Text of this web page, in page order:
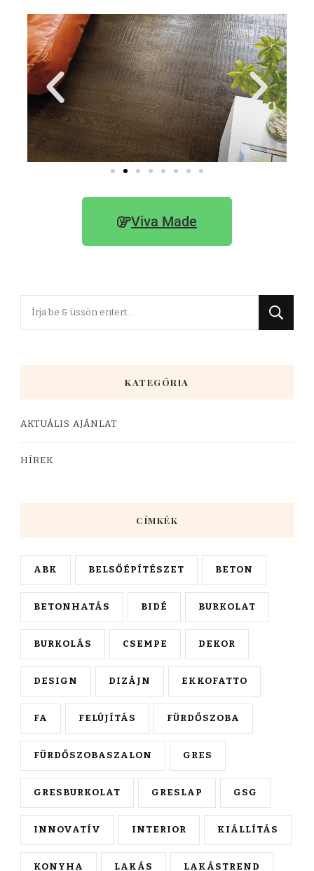
Viva Made
KATEGÓRIA
AKTUÁLIS AJÁNLAT
HÍREK
CÍMKÉK
ABK BELSŐÉPÍTÉSZET BETON
BETONHATÁS BIDÉ BURKOLAT
BURKOLÁS CSEMPE DEKOR
DESIGN DIZÁJN EKKOFATTO
FA FELÚJÍTÁS FÜRDŐSZOBA
FÜRDŐSZOBASZALON GRES
GRESBURKOLAT GRESLAP GSG
INNOVATÍV INTERIOR KIÁLLÍTÁS
KONYHA LAKÁS LAKÁSTREND